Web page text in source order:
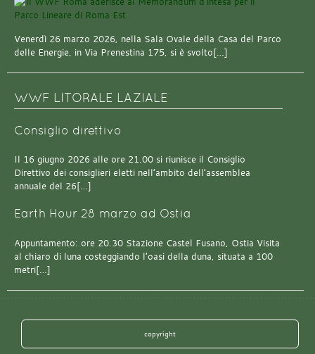
Venerdì 26 marzo 2026, nella Sala Ovale della Casa del Parco
delle Energie, in Via Prenestina 175, si è svolto[…]
WWF LITORALE LAZIALE
Consiglio direttivo
Il 16 giugno 2026 alle ore 21.00 si riunisce il Consiglio
Direttivo dei consiglieri eletti nell’ambito dell’assemblea
annuale del 26[…]
Earth Hour 28 marzo ad Ostia
Appuntamento: ore 20.30 Stazione Castel Fusano, Ostia Visita
al chiaro di luna costeggiando l’oasi della duna, situata a 100
metri[…]
copyright